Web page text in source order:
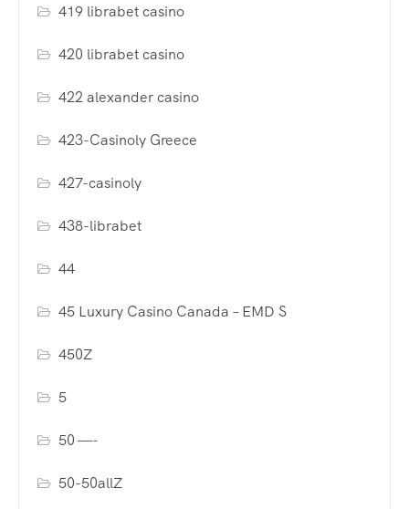
419 librabet casino
420 librabet casino
422 alexander casino
423-Casinoly Greece
427-casinoly
438-librabet
44
45 Luxury Casino Canada – EMD S
450Z
5
50 —-
50-50allZ